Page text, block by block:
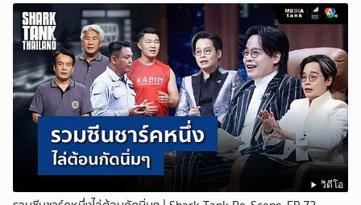
วิดีโอ